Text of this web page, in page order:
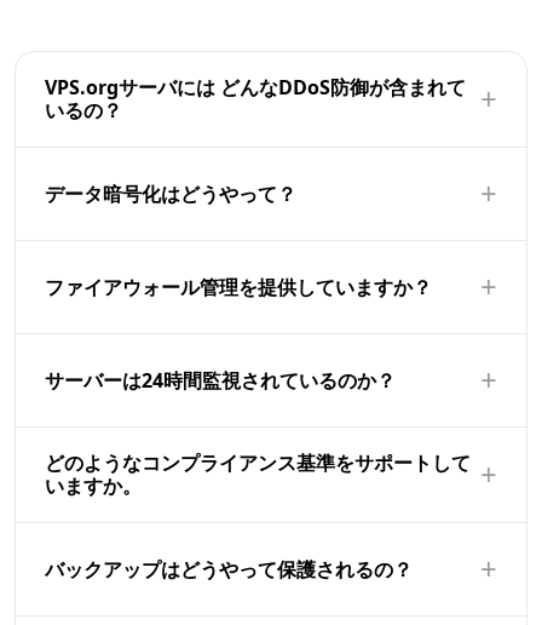
VPS.orgサーバには どんなDDoS防御が含まれて
いるの？
+
protection at no extra cost. Our infrastructure
For advanced protection, we offer enhanced
データ暗号化はどうやって？ +
す。すべてのネットワークトラフィックは TLS 1.3 で保
化を使用して待機中のデータを保護します。SSH アク
ファイアウォール管理を提供していますか？ +
が含まれており、コントロールパネルまたは API を通
ルを作成できます。デフォルトルールは SSH、HTTP、
HTTPS を除くすべての入力トラフィックをブロックし
サーバーは24時間監視されているのか？ +
によって監視されており、異常、侵入試み、性能問題
を検出します。脅威が検出された場合、我々のセキュ
ます。
どのようなコンプライアンス基準をサポートして
いますか。
+
HIPAAなどの一般的なコンプライアンス要求事項を満た
バックアップはどうやって保護されるの？ +